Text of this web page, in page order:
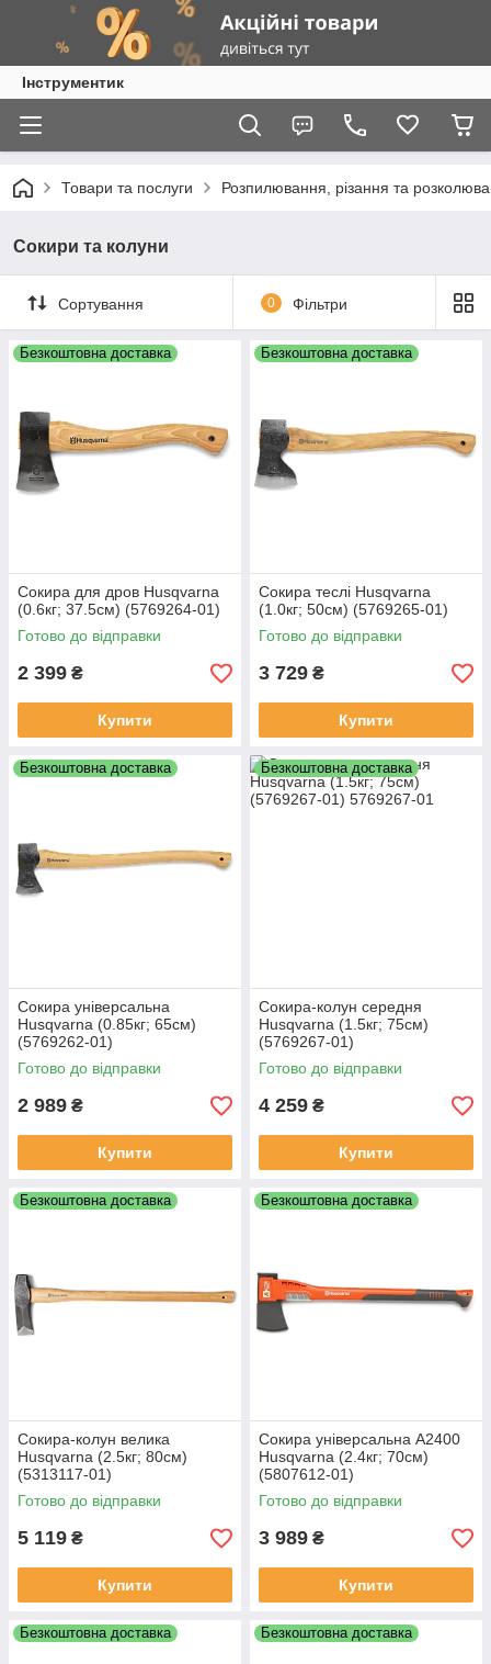
Інструментик
Товари та послуги Розпилювання, різання та
Сокири та колуни
Сортування 0 Фільтри
Безкоштовна доставка
Сокира для дров Husqvarna
(0.6кг; 37.5см) (5769264‑01)
Готово до відправки
2 399 ₴
Купити
Безкоштовна доставка
Сокира теслі Husqvarna
(1.0кг; 50см) (5769265‑01)
Готово до відправки
3 729 ₴
Купити
Безкоштовна доставка
Сокира універсальна
Husqvarna (0.85кг; 65см)
(5769262‑01)
Готово до відправки
2 989 ₴
Купити
Безкоштовна доставка
Сокира-колун середня
Husqvarna (1.5кг; 75см)
(5769267‑01)
Готово до відправки
4 259 ₴
Купити
Безкоштовна доставка
Сокира-колун велика
Husqvarna (2.5кг; 80см)
(5313117‑01)
Готово до відправки
5 119 ₴
Купити
Безкоштовна доставка
Сокира універсальна А2400
Husqvarna (2.4кг; 70см)
(5807612‑01)
Готово до відправки
3 989 ₴
Купити
Безкоштовна доставка Безкоштовна доставка